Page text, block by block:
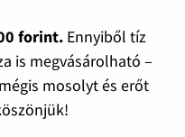
forint.Ennyiből tíz
is megvásárolható –
mosolyt és erőt